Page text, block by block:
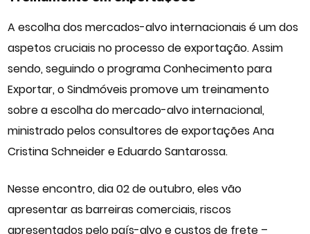
A escolha dos mercados-alvo internacionais é um dos
aspetos cruciais no processo de exportação. Assim
sendo, seguindo o programa Conhecimento para
Exportar, oSindmóveispromove um treinamento
sobre a escolha do mercado-alvo internacional,
ministrado pelos consultores de exportações Ana
Cristina Schneider e Eduardo Santarossa.
Nesse encontro, dia 02 de outubro, eles vão
apresentar as barreiras comerciais, riscos
apresentados pelo país-alvo e custos de frete –